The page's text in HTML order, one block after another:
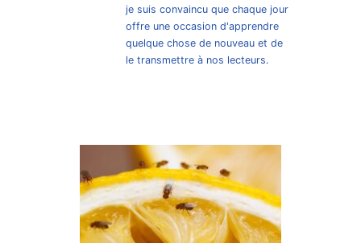
je suis convaincu que chaque jour
offre une occasion d'apprendre
quelque chose de nouveau et de
le transmettre à nos lecteurs.